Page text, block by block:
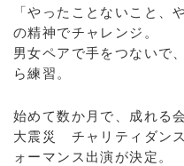
「やったことないこと、
の精神でチャレンジ。
男女ペアで手をつないで
ら練習。
始めて数か月で、成れる
大震災 チャリティダン
ォーマンス出演が決定。